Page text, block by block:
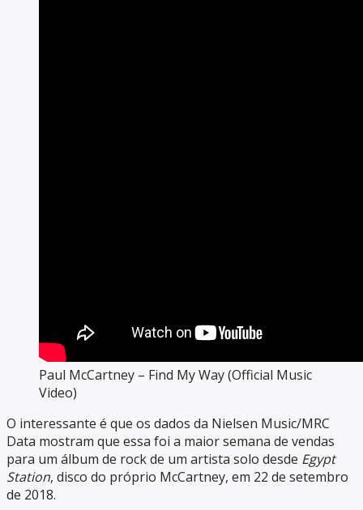
Paul McCartney – Find My Way (Official Music
Video)
O interessante é que os dados da Nielsen Music/MRC
Data mostram que essa foi a maior semana de vendas
para um álbum de rock de um artista solo desde Egypt
Station, disco do próprio McCartney, em 22 de setembro
de 2018.